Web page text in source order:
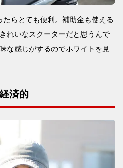
たらとても便利。補助金も使える
れいなスクーターだと思うんで
な感じがするのでホワイトを見
済的